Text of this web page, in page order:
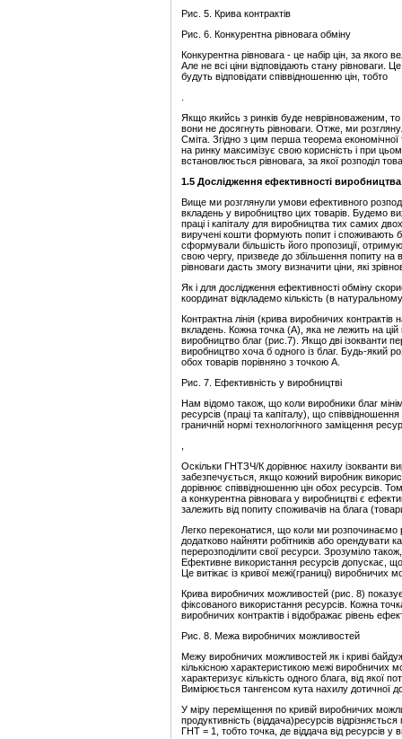
Рис. 5. Крива контрактів
Рис. 6. Конкурентна рівновага обміну
Конкурентна рівновага - це набір цін, за якого
Але не всі ціни відповідають стану рівноваги.
будуть відповідати співвідношенню цін, тобто
Якщо якийсь з ринків буде неврівноваженим,
вони не досягнуть рівноваги. Отже, ми
Сміта. Згідно з цим перша теорема
на ринку максимізує свою корисність і при
встановлюється рівновага, за якої розподіл
1.5 Дослідження ефективності виробництва
Вище ми розглянули умови ефективного
вкладень у виробництво цих товарів. Будемо
праці і капіталу для виробництва тих самих
виручені кошти формують попит і споживають
сформували більшість його пропозиції,
свою чергу, призведе до збільшення попиту на
рівноваги дасть змогу визначити ціни, які
Як і для дослідження ефективності обміну
координат відкладемо кількість (в
Контрактна лінія (крива виробничих
вкладень. Кожна точка (А), яка не лежить на цій
виробництво благ (рис.7). Якщо дві ізокванти
виробництво хоча б одного із благ. Будь-який
обох товарів порівняно з точкою А.
Рис. 7. Ефективність у виробництві
Нам відомо також, що коли виробники благ
ресурсів (праці та капіталу), що
граничній нормі технологічного заміщення
Оскільки ГНТЗЧ/К дорівнює нахилу ізокванти
забезпечується, якщо кожний виробник
дорівнює співвідношенню цін обох ресурсів.
а конкурентна рівновага у виробництві є
залежить від попиту споживачів на блага
Легко переконатися, що коли ми розпочинаємо
додатково найняти робітників або орендувати
перерозподілити свої ресурси. Зрозуміло
Ефективне використання ресурсів допускає,
Це витікає із кривої межі(границі) виробничих
Крива виробничих можливостей (рис. 8)
фіксованого використання ресурсів. Кожна
виробничих контрактів і відображає рівень
Рис. 8. Межа виробничих можливостей
Межу виробничих можливостей як і криві
кількісною характеристикою межі
характеризує кількість одного блага, від якої
Вимірюється тангенсом кута нахилу дотичної
У міру переміщення по кривій виробничих
продуктивність (віддача)ресурсів
ГНТ = 1, тобто точка, де віддача від ресурсів у